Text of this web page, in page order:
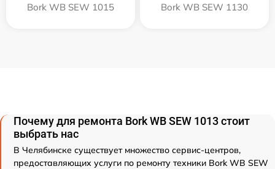
Bork WB SEW 1015 Bork WB SEW 1130
Почему для ремонта Bork WB SEW 1013 стоит
выбрать нас
В Челябинске существует множество сервис-центров,
предоставляющих услуги по ремонту техники Bork WB SEW